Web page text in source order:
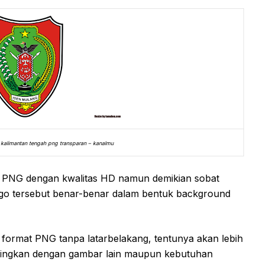
tengah png transparan – kanalmu
dengan kwalitas HD namun demikian sobat
tersebut benar-benar dalam bentuk background
PNG tanpa latarbelakang, tentunya akan lebih
dengan gambar lain maupun kebutuhan